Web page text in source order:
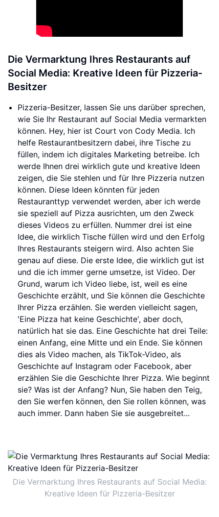
Die Vermarktung Ihres Restaurants auf
Social Media: Kreative Ideen für Pizzeria-
Besitzer
Pizzeria-Besitzer, lassen Sie uns darüber sprechen,
wie Sie Ihr Restaurant auf Social Media vermarkten
können. Hey, hier ist Court von Cody Media. Ich
helfe Restaurantbesitzern dabei, ihre Tische zu
füllen, indem ich digitales Marketing betreibe. Ich
werde Ihnen drei wirklich gute und kreative Ideen
zeigen, die Sie stehlen und für Ihre Pizzeria nutzen
können. Diese Ideen könnten für jeden
Restauranttyp verwendet werden, aber ich werde
sie speziell auf Pizza ausrichten, um den Zweck
dieses Videos zu erfüllen. Nummer drei ist eine
Idee, die wirklich Tische füllen wird und den Erfolg
Ihres Restaurants steigern wird. Also achten Sie
genau auf diese. Die erste Idee, die wirklich gut ist
und die ich immer gerne umsetze, ist Video. Der
Grund, warum ich Video liebe, ist, weil es eine
Geschichte erzählt, und Sie können die Geschichte
Ihrer Pizza erzählen. Sie werden vielleicht sagen,
'Eine Pizza hat keine Geschichte', aber doch,
natürlich hat sie das. Eine Geschichte hat drei Teile:
einen Anfang, eine Mitte und ein Ende. Sie können
dies als Video machen, als TikTok-Video, als
Geschichte auf Instagram oder Facebook, aber
erzählen Sie die Geschichte Ihrer Pizza. Wie beginnt
sie? Was ist der Anfang? Nun, Sie haben den Teig,
den Sie werfen können, den Sie rollen können, was
auch immer. Dann haben Sie sie ausgebreitet...
Die Vermarktung Ihres Restaurants auf Social Media:
Kreative Ideen für Pizzeria-Besitzer